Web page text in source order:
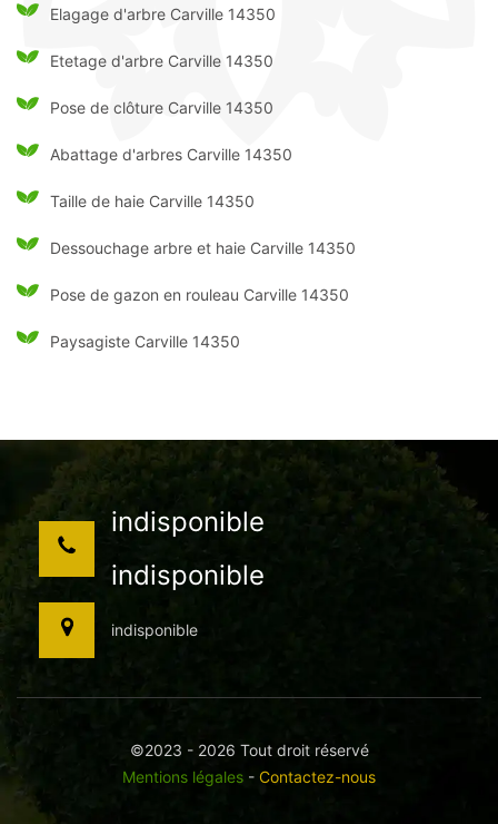
Elagage d'arbre Carville 14350
Etetage d'arbre Carville 14350
Pose de clôture Carville 14350
Abattage d'arbres Carville 14350
Taille de haie Carville 14350
Dessouchage arbre et haie Carville 14350
Pose de gazon en rouleau Carville 14350
Paysagiste Carville 14350
indisponible
indisponible
indisponible
©2023 - 2026 Tout droit réservé
Mentions légales - Contactez-nous